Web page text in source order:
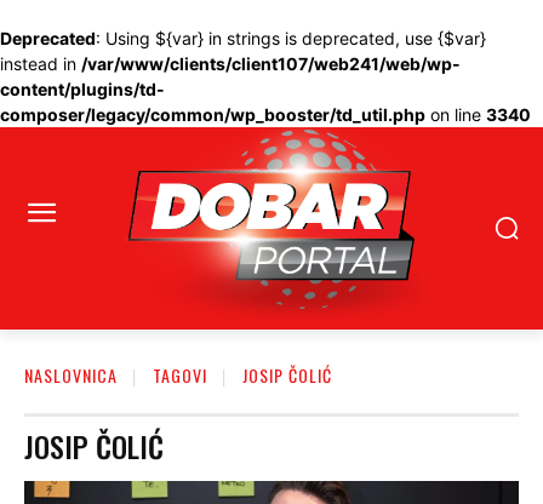
Deprecated: Using ${var} in strings is deprecated, use {$var}
instead in /var/www/clients/client107/web241/web/wp-
content/plugins/td-
composer/legacy/common/wp_booster/td_util.php on line 3340
NASLOVNICA TAGOVI JOSIP ČOLIĆ
JOSIP ČOLIĆ